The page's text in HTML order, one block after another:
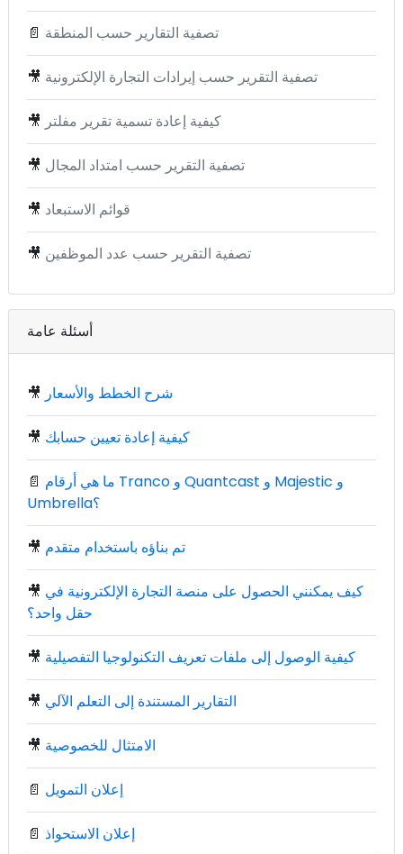
📄 تصفية التقارير حسب المنطقة
🎥 تصفية التقرير حسب إيرادات التجارة الإلكترونية
🎥 كيفية إعادة تسمية تقرير مفلتر
🎥 تصفية التقرير حسب امتداد المجال
🎥 قوائم الاستبعاد
🎥 تصفية التقرير حسب عدد الموظفين
أسئلة عامة
🎥 شرح الخطط والأسعار
🎥 كيفية إعادة تعيين حسابك
📄 ما هي أرقام Tranco و Quantcast و Majestic و
Umbrella؟
🎥 تم بناؤه باستخدام متقدم
🎥 كيف يمكنني الحصول على منصة التجارة الإلكترونية في
حقل واحد؟
🎥 كيفية الوصول إلى ملفات تعريف التكنولوجيا التفصيلية
🎥 التقارير المستندة إلى التعلم الآلي
🎥 الامتثال للخصوصية
📄 إعلان التمويل
📄 إعلان الاستحواذ